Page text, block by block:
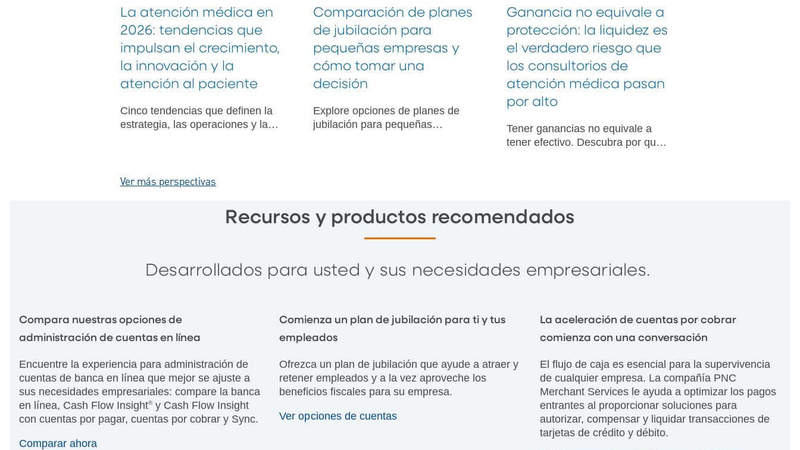
La atención médica en
2026: tendencias que
impulsan el crecimiento,
la innovación y la
atención al paciente
Cinco tendencias que definen la
estrategia, las operaciones y la
Comparación de planes
de jubilación para
pequeñas empresas y
cómo tomar una
decisión
Explore opciones de planes de
jubilación para pequeñas
Ganancia no equivale a
protección: la liquidez es
el verdadero riesgo que
los consultorios de
atención médica pasan
por alto
Tener ganancias no equivale a
tener efectivo. Descubra por qué
Ver más perspectivas
Recursos y productos recomendados
Desarrollados para usted y sus necesidades empresariales.
Compara nuestras opciones de
administración de cuentas en línea
Encuentre la experiencia para administración de
cuentas de banca en línea que mejor se ajuste a
sus necesidades empresariales: compare la banca
en línea, Cash Flow Insight®y Cash Flow Insight
con cuentas por pagar, cuentas por cobrar y Sync.
Comparar ahora
Comienza un plan de jubilación para ti y tus
empleados
Ofrezca un plan de jubilación que ayude a atraer y
retener empleados y a la vez aproveche los
beneficios fiscales para su empresa.
Ver opciones de cuentas
La aceleración de cuentas por cobrar
comienza con una conversación
El flujo de caja es esencial para la supervivencia
de cualquier empresa. La compañía PNC
Merchant Services le ayuda a optimizar los pagos
entrantes al proporcionar soluciones para
autorizar, compensar y liquidar transacciones de
tarjetas de crédito y débito.